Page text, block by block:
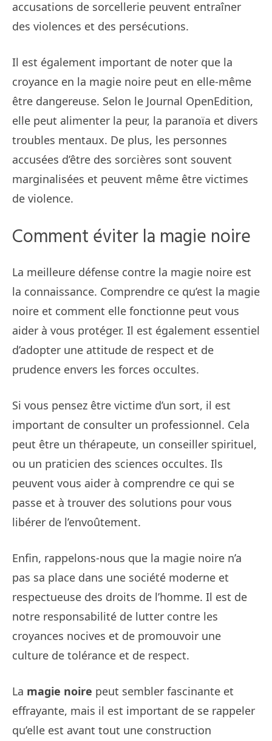
accusations de sorcellerie peuvent entraîner
des violences et des persécutions.
Il est également important de noter que la
croyance en la magie noire peut en elle-même
être dangereuse. Selon le Journal OpenEdition,
elle peut alimenter la peur, la paranoïa et divers
troubles mentaux. De plus, les personnes
accusées d’être des sorcières sont souvent
marginalisées et peuvent même être victimes
de violence.
Comment éviter la magie noire
La meilleure défense contre la magie noire est
la connaissance. Comprendre ce qu’est la magie
noire et comment elle fonctionne peut vous
aider à vous protéger. Il est également essentiel
d’adopter une attitude de respect et de
prudence envers les forces occultes.
Si vous pensez être victime d’un sort, il est
important de consulter un professionnel. Cela
peut être un thérapeute, un conseiller spirituel,
ou un praticien des sciences occultes. Ils
peuvent vous aider à comprendre ce qui se
passe et à trouver des solutions pour vous
libérer de l’envoûtement.
Enfin, rappelons-nous que la magie noire n’a
pas sa place dans une société moderne et
respectueuse des droits de l’homme. Il est de
notre responsabilité de lutter contre les
croyances nocives et de promouvoir une
culture de tolérance et de respect.
La magie noire peut sembler fascinante et
effrayante, mais il est important de se rappeler
qu’elle est avant tout une construction